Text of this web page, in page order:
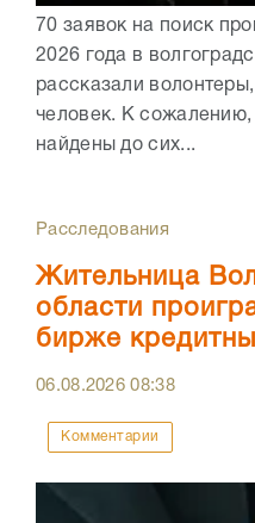
70 заявок на поиск
2026 года в
рассказали
человек. К сожалению,
найдены до сих...
Расследования
Жительница
области
бирже
06.08.202608:38
Комментарии